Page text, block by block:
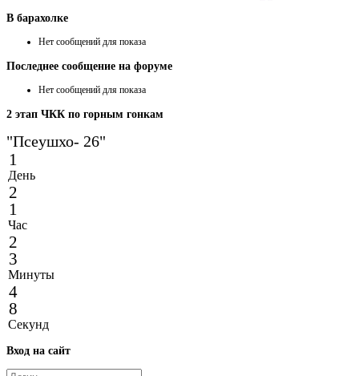
В барахолке
Нет сообщений для показа
Последнее сообщение на форуме
Нет сообщений для показа
2 этап ЧКК по горным гонкам
"Псеушхо- 26"
1
День
2
1
Час
2
3
Минуты
4
8
Секунд
Вход на сайт